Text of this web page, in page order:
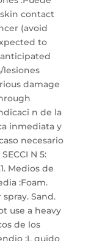
contact
(avoid
to
lesiones
damage
n de la
inmediata y
necesario
N 5:
Medios de
:Foam.
Sand.
use a heavy
de los
:L quido